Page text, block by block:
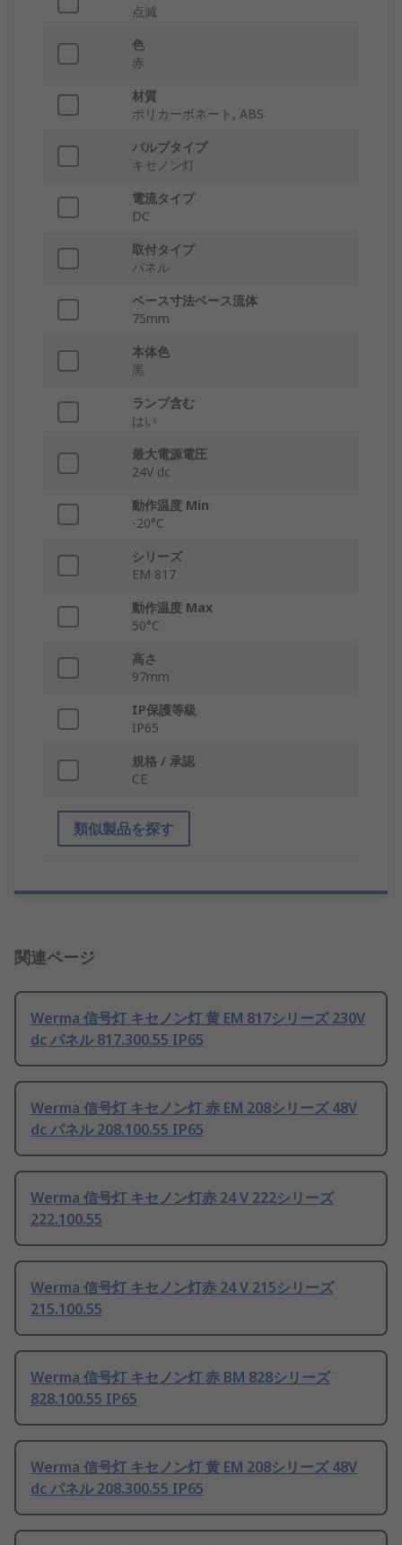
点滅
色
赤
材質
ポリカーボネート, ABS
バルブタイプ
キセノン灯
電流タイプ
DC
取付タイプ
パネル
ベース寸法ベース流体
75mm
本体色
黒
ランプ含む
はい
最大電源電圧
24V dc
動作温度 Min
-20°C
シリーズ
EM 817
動作温度 Max
50°C
高さ
97mm
IP保護等級
IP65
規格 / 承認
CE
類似製品を探す
関連ページ
Werma 信号灯 キセノン灯 黄 EM 817シリーズ 230V
dc パネル 817.300.55 IP65
Werma 信号灯 キセノン灯 赤 EM 208シリーズ 48V
dc パネル 208.100.55 IP65
Werma 信号灯 キセノン灯赤 24 V 222シリーズ
222.100.55
Werma 信号灯 キセノン灯赤 24 V 215シリーズ
215.100.55
Werma 信号灯 キセノン灯 赤 BM 828シリーズ
828.100.55 IP65
Werma 信号灯 キセノン灯 黄 EM 208シリーズ 48V
dc パネル 208.300.55 IP65